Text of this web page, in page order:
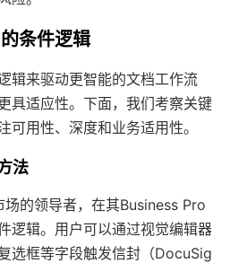
条件逻辑
辑来驱动更智能的文档工作流
具适应性。下面，我们考察关键
可用性、深度和业务适用性。
法
的领导者，在其Business Pro
逻辑。用户可以通过视觉编辑器
选框等字段触发信封（DocuSig